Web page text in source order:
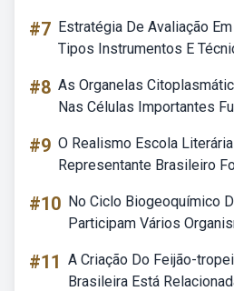
#7 Estratégia De Avaliação
Tipos Instrumentos E
#8 As Organelas
Nas Células Importantes
#9 O Realismo Escola
Representante Brasileiro
#10 No Ciclo Biogeoquímico
Participam Vários
#11 A Criação Do Feijão-
Brasileira Está